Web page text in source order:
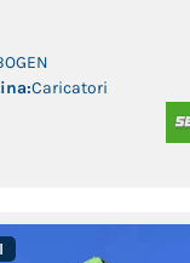
e logistica industriale.
Caricatori